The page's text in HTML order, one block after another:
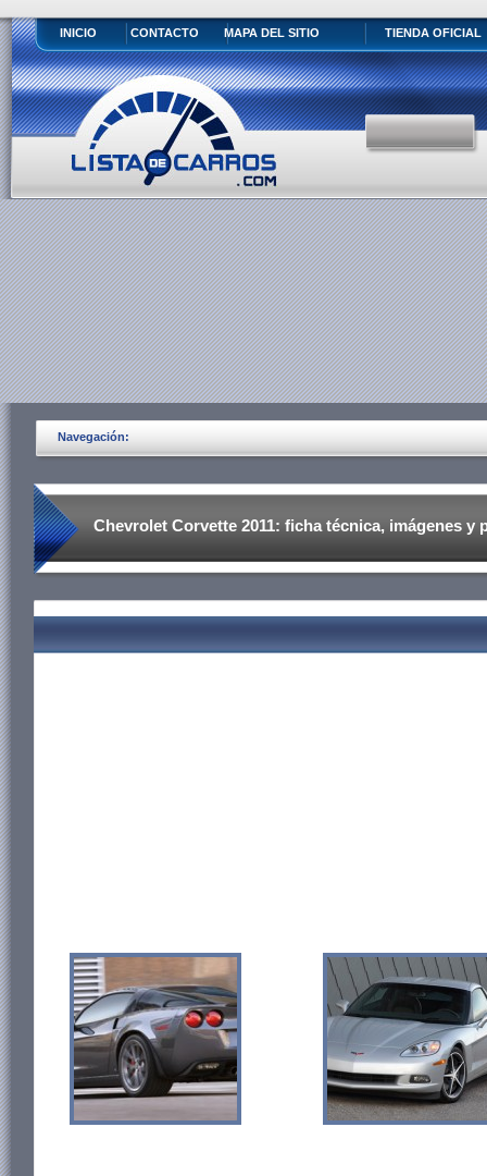
INICIO CONTACTO MAPA DEL SITIO TIENDA OFICIAL
Navegación:
Chevrolet Corvette 2011: ficha técnica, imágenes y